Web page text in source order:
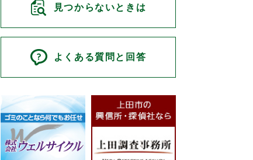
見つからないときは
よくある質問と回答